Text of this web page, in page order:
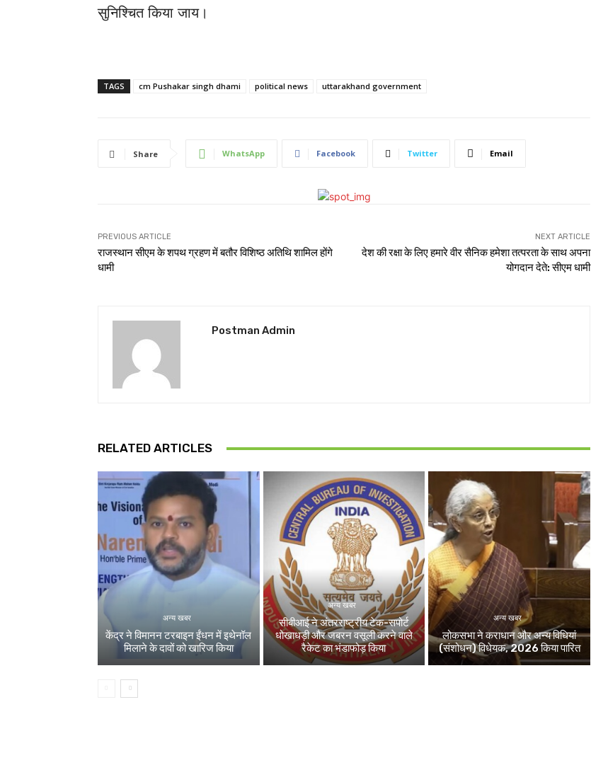
सुनिश्चित किया जाय।
TAGS cm Pushakar singh dhami political news uttarakhand government
Share WhatsApp Facebook Twitter Email
PREVIOUS ARTICLE
राजस्थान सीएम के शपथ ग्रहण में बतौर विशिष्ठ अतिथि शामिल होंगे
धामी
NEXT ARTICLE
देश की रक्षा के लिए हमारे वीर सैनिक हमेशा तत्परता के साथ अपना
योगदान देते: सीएम धामी
Postman Admin
RELATED ARTICLES
अन्य खबर
केंद्र ने विमानन टरबाइन ईंधन में इथेनॉल
मिलाने के दावों को खारिज किया
अन्य खबर
सीबीआई ने अंतरराष्ट्रीय टेक-सपोर्ट
धोखाधड़ी और जबरन वसूली करने वाले
रैकेट का भंडाफोड़ किया
अन्य खबर
लोकसभा ने कराधान और अन्य विधियां
(संशोधन) विधेयक, 2026 किया पारित